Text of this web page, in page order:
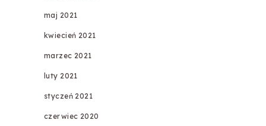
maj 2021
kwiecień 2021
marzec 2021
luty 2021
styczeń 2021
czerwiec 2020